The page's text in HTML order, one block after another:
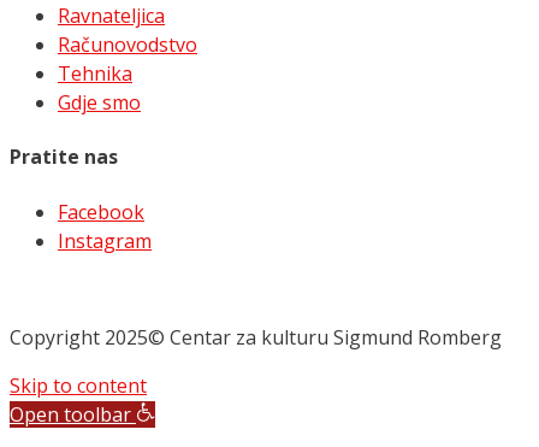
Ravnateljica
Računovodstvo
Tehnika
Gdje smo
Pratite nas
Facebook
Instagram
Copyright 2025© Centar za kulturu Sigmund Romberg
Skip to content
Open toolbar